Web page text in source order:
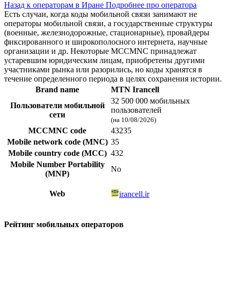
Назад к операторам в Иране Подробнее про оператора
Есть случаи, когда коды мобильной связи занимают не
операторы мобильной связи, а государственные структуры
(военные, железнодорожные, стационарные), провайдеры
фиксированного и широкополосного интернета, научные
организации и др. Некоторые MCCMNC принадлежат
устаревшим юридическим лицам, приобретены другими
участниками рынка или разорились, но коды хранятся в
течение определенного периода в целях сохранения истории.
Brand name
MTN Irancell
Пользователи мобильной
сети
32 500 000 мобильных
пользователей
(на 10/08/2026)
MCCMNC code
43235
Mobile network code (MNC) 35
Mobile country code (MCC) 432
Mobile Number Portability
(MNP)
No
Web irancell.ir
Рейтинг мобильных операторов